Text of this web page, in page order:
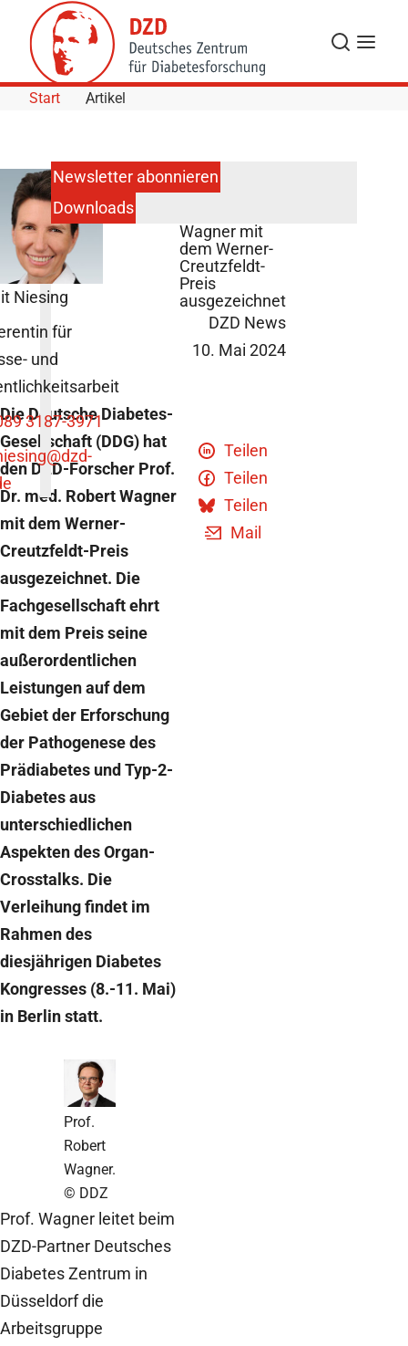
Skip to Content
Suche
Start Artikel
Wagner mit
dem Werner-
Creutzfeldt-
Preis
ausgezeichnet
DZD News
10. Mai 2024
Die Deutsche Diabetes-
Gesellschaft (DDG) hat
den DZD-Forscher Prof.
Dr. med. Robert Wagner
mit dem Werner-
Creutzfeldt-Preis
ausgezeichnet. Die
Fachgesellschaft ehrt
mit dem Preis seine
außerordentlichen
Leistungen auf dem
Gebiet der Erforschung
der Pathogenese des
Prädiabetes und Typ-2-
Diabetes aus
unterschiedlichen
Aspekten des Organ-
Crosstalks. Die
Verleihung findet im
Rahmen des
diesjährigen Diabetes
Kongresses (8.-11. Mai)
in Berlin statt.
Prof.
Robert
Wagner.
© DDZ
Prof. Wagner leitet beim
DZD-Partner Deutsches
Diabetes Zentrum in
Düsseldorf die
Arbeitsgruppe
Teilen
Teilen
Teilen
Mail
Niesing
für
und
3187-3971
@dzd-
Newsletter abonnieren
Downloads